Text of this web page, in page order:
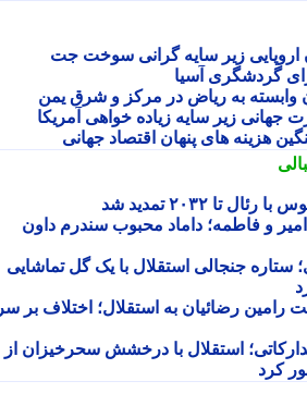
زیر سایه گرانی سوخت جت
به ریاض در مرکز و شرق یمن
زیر سایه زیاده خواهی آمریکا
های پنهان اقتصاد جهانی
تمدید شد
و فاطمه؛ داماد محبوب سندرم داون
جنجالی استقلال با یک گل تماشایی
رضائیان به استقلال؛ اختلاف بر سر
استقلال با درخشش سحرخیزان از